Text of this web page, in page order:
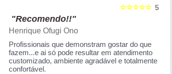
5
☆☆☆☆☆
"Recomendo!!"
Henrique Ofugi Ono
Profissionais que demonstram gostar do que
fazem...e ai só pode resultar em atendimento
customizado, ambiente agradável e totalmente
confortável.